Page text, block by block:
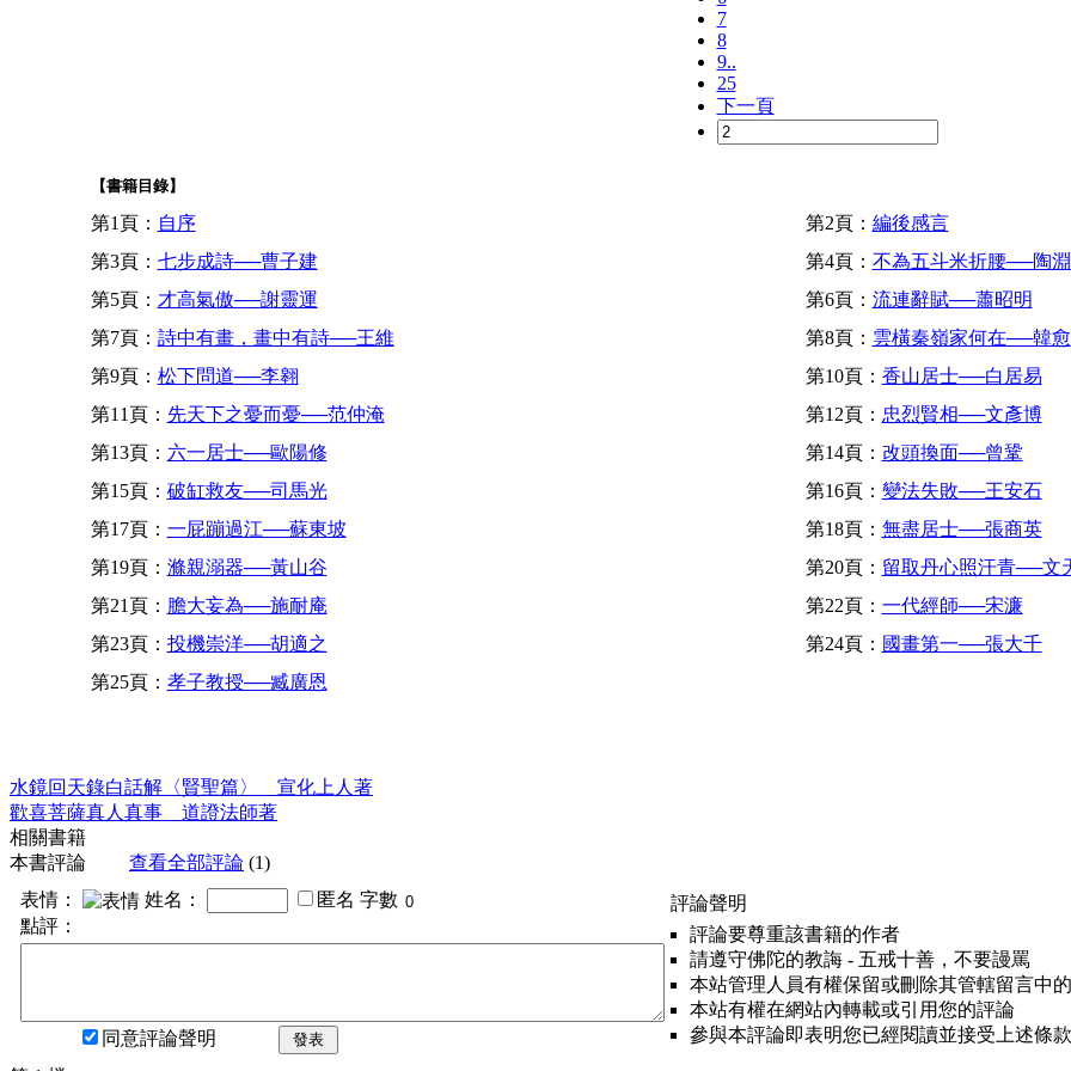
7
8
9..
25
下一頁
【書籍目錄】
第1頁： 自序 第2頁： 編後感言
第3頁： 七步成詩──曹子建 第4頁： 不為五斗米折腰──陶
第5頁： 才高氣傲──謝靈運 第6頁： 流連辭賦──蕭昭明
第7頁： 詩中有畫，畫中有詩──王維 第8頁： 雲橫秦嶺家何在──韓愈
第9頁： 松下問道──李翱 第10頁： 香山居士──白居易
第11頁： 先天下之憂而憂──范仲淹 第12頁： 忠烈賢相──文彥博
第13頁： 六一居士──歐陽修 第14頁： 改頭換面──曾鞏
第15頁： 破缸救友──司馬光 第16頁： 變法失敗──王安石
第17頁： 一屁蹦過江──蘇東坡 第18頁： 無盡居士──張商英
第19頁： 滌親溺器──黃山谷 第20頁： 留取丹心照汗青──文
第21頁： 膽大妄為──施耐庵 第22頁： 一代經師──宋濂
第23頁： 投機崇洋──胡適之 第24頁： 國畫第一──張大千
第25頁： 孝子教授──臧廣恩
水鏡回天錄白話解〈賢聖篇〉 宣化上人著
歡喜菩薩真人真事 道證法師著
相關書籍
本書評論
查看全部評論 (1)
表情：
姓名： 匿名 字數
點評：
同意評論聲明 發表
評論聲明
評論要尊重該書籍的作者
請遵守佛陀的教誨 - 五戒十善，不要謾罵
本站管理人員有權保留或刪除其管轄留言中
本站有權在網站內轉載或引用您的評論
參與本評論即表明您已經閱讀並接受上述條款